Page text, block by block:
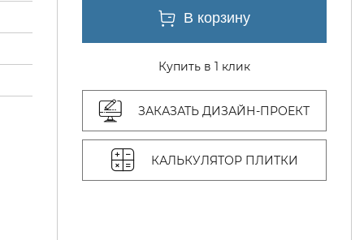
Купить в 1 клик
ЗАКАЗАТЬ ДИЗАЙН-ПРОЕКТ
КАЛЬКУЛЯТОР ПЛИТКИ